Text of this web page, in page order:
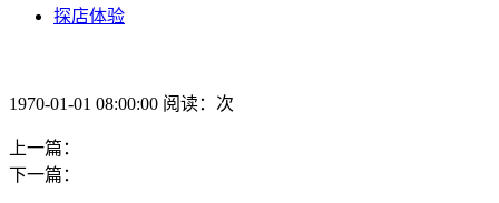
探店体验
1970-01-01 08:00:00 阅读：次
上一篇：
下一篇：